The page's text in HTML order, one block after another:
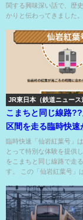
関する興味深い話で、歴
かりと伝わってきました。
JR東日本（鉄道ニュー
こまちと同じ線路
区間を走る臨時快速
ア心をくすぐりまく
臨時快速「仙岩紅葉号」
とって特別な体験を提供
をこまちと同じ線路で走
す。 この「仙岩紅葉号」